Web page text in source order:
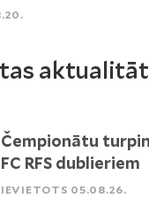
Čempionātu
FC RFS dublieriem
IEVIETOTS 05.08.26.